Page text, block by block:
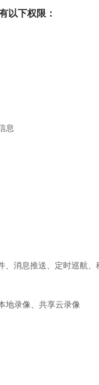
以下权限：
息
、消息推送、定时巡航、
地录像、共享云录像